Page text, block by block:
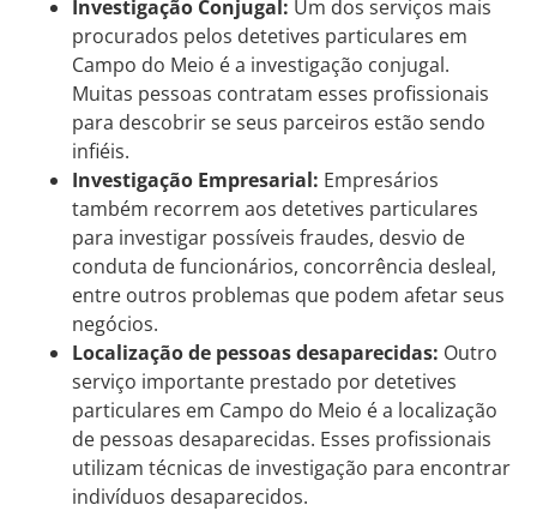
Investigação Conjugal: Um dos serviços mais
procurados pelos detetives particulares em
Campo do Meio é a investigação conjugal.
Muitas pessoas contratam esses profissionais
para descobrir se seus parceiros estão sendo
infiéis.
Investigação Empresarial: Empresários
também recorrem aos detetives particulares
para investigar possíveis fraudes, desvio de
conduta de funcionários, concorrência desleal,
entre outros problemas que podem afetar seus
negócios.
Localização de pessoas desaparecidas: Outro
serviço importante prestado por detetives
particulares em Campo do Meio é a localização
de pessoas desaparecidas. Esses profissionais
utilizam técnicas de investigação para encontrar
indivíduos desaparecidos.